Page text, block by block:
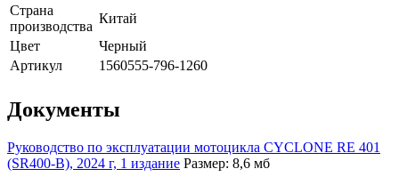
Страна
производства
Китай
Цвет
Черный
Артикул
1560555-796-1260
Документы
Руководство по эксплуатации мотоцикла CYCLONE RE 401
(SR400-B), 2024 г, 1 издание Размер: 8,6 мб